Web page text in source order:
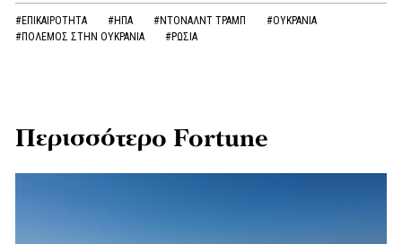
#ΕΠΙΚΑΙΡΟΤΗΤΑ #ΗΠΑ #ΝΤΟΝΑΛΝΤ ΤΡΑΜΠ
#ΟΥΚΡΑΝΙΑ
#ΠΟΛΕΜΟΣ ΣΤΗΝ ΟΥΚΡΑΝΙΑ
#ΡΩΣΙΑ
Περισσότερο Fortune